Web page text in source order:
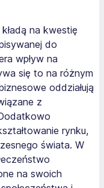
na kwestię
do
wpływ na
się to na różnym
oddziałują
z
rynku,
świata. W
na swoich